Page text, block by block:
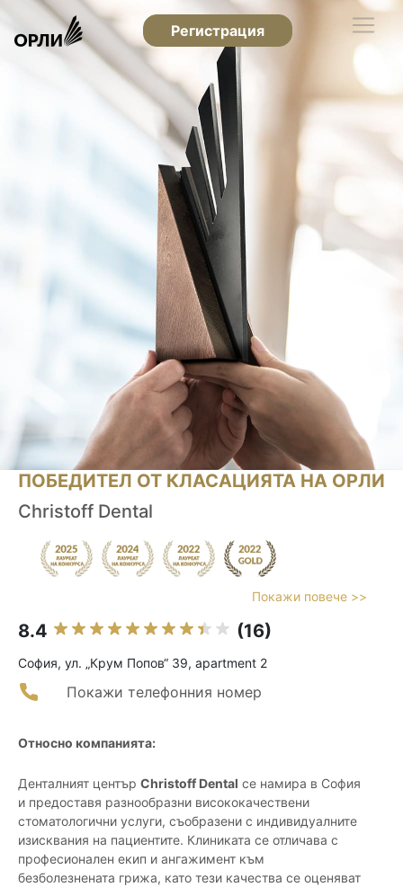
Регистрация
ПОБЕДИТЕЛ ОТ КЛАСАЦИЯТА НА ОРЛИ
Christoff Dental
Покажи повече >>
8.4 (16)
София, ул. „Крум Попов“ 39, apartment 2
Покажи телефонния номер
Относно компанията:
Денталният център Christoff Dental се намира в София
и предоставя разнообразни висококачествени
стоматологични услуги, съобразени с индивидуалните
изисквания на пациентите. Клиниката се отличава с
професионален екип и ангажимент към
безболезнената грижа, като тези качества се оценяват